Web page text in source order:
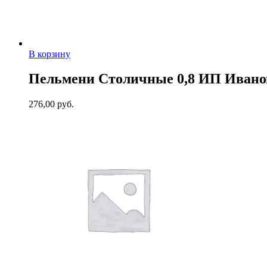
В корзину
Пельмени Столичные 0,8 ИП
276,00 руб.